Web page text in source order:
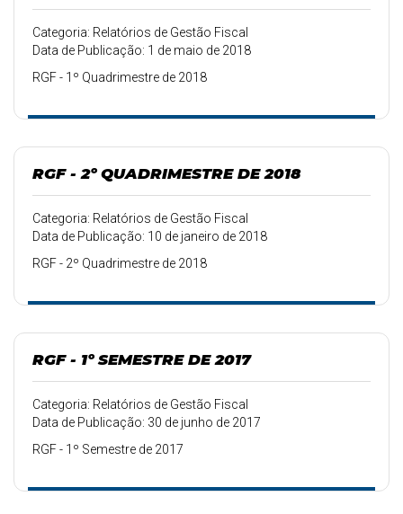
Categoria: Relatórios de Gestão Fiscal
Data de Publicação: 1 de maio de 2018
RGF - 1º Quadrimestre de 2018
RGF - 2º QUADRIMESTRE DE 2018
Categoria: Relatórios de Gestão Fiscal
Data de Publicação: 10 de janeiro de 2018
RGF - 2º Quadrimestre de 2018
RGF - 1º SEMESTRE DE 2017
Categoria: Relatórios de Gestão Fiscal
Data de Publicação: 30 de junho de 2017
RGF - 1º Semestre de 2017